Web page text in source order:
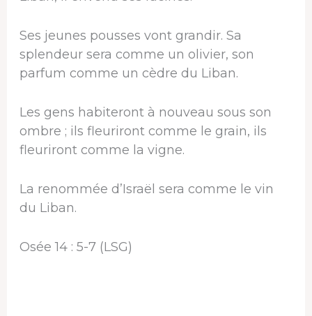
Ses jeunes pousses vont grandir. Sa
splendeur sera comme un olivier, son
parfum comme un cèdre du Liban.
Les gens habiteront à nouveau sous son
ombre ; ils fleuriront comme le grain, ils
fleuriront comme la vigne.
La renommée d’Israël sera comme le vin
du Liban.
Osée 14 : 5-7 (LSG)